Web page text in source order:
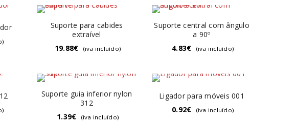
Suporte para cabides
extraível
19.88€ (iva incluído)
Suporte central com ângulo
a 90º
4.83€ (iva incluído)
Suporte guia inferior nylon
312
1.39€ (iva incluído)
Ligador para móveis 001
0.92€ (iva incluído)